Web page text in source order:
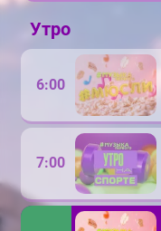
Утро
6:00
7:00